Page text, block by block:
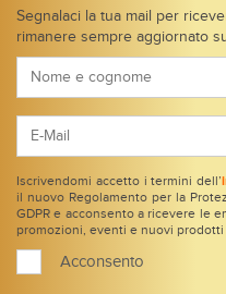
Segnalaci la tua mail per
rimanere sempre aggiornato
Iscrivendomi accetto i termini dell’
il nuovo Regolamento per la
GDPR e acconsento a ricevere le
promozioni, eventi e nuovi prodotti
Acconsento